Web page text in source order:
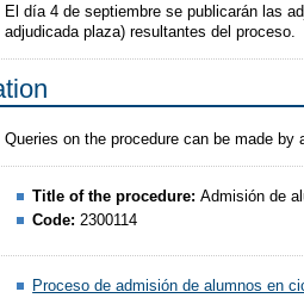
El día 4 de septiembre se publicarán las
adjudicada plaza) resultantes del proceso.
Queries on the procedure can be made
Title of the procedure:Admisión de
Code: 2300114
Proceso de admisión de alumnos en